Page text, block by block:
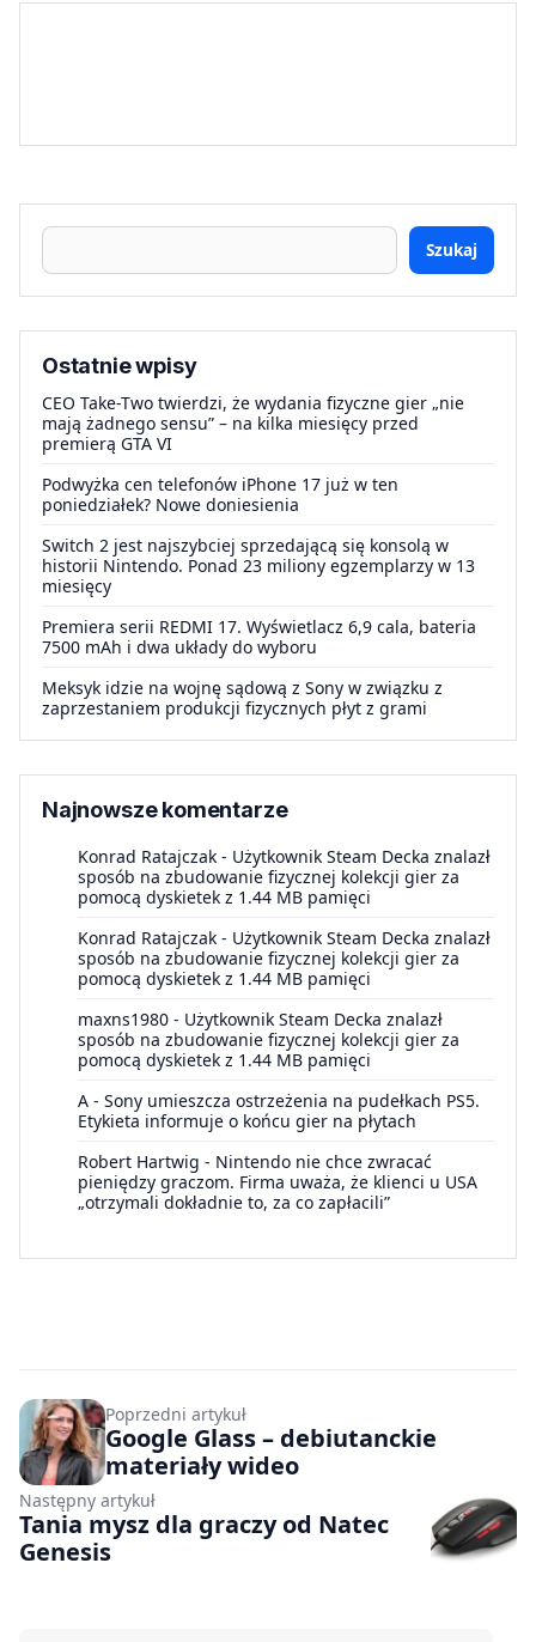
Szukaj
Ostatnie wpisy
CEO Take-Two twierdzi, że wydania fizyczne gier „nie
mają żadnego sensu” – na kilka miesięcy przed
premierą GTA VI
Podwyżka cen telefonów iPhone 17 już w ten
poniedziałek? Nowe doniesienia
Switch 2 jest najszybciej sprzedającą się konsolą w
historii Nintendo. Ponad 23 miliony egzemplarzy w 13
miesięcy
Premiera serii REDMI 17. Wyświetlacz 6,9 cala, bateria
7500 mAh i dwa układy do wyboru
Meksyk idzie na wojnę sądową z Sony w związku z
zaprzestaniem produkcji fizycznych płyt z grami
Najnowsze komentarze
Konrad Ratajczak - Użytkownik Steam Decka znalazł
sposób na zbudowanie fizycznej kolekcji gier za
pomocą dyskietek z 1.44 MB pamięci
Konrad Ratajczak - Użytkownik Steam Decka znalazł
sposób na zbudowanie fizycznej kolekcji gier za
pomocą dyskietek z 1.44 MB pamięci
maxns1980 - Użytkownik Steam Decka znalazł
sposób na zbudowanie fizycznej kolekcji gier za
pomocą dyskietek z 1.44 MB pamięci
A - Sony umieszcza ostrzeżenia na pudełkach PS5.
Etykieta informuje o końcu gier na płytach
Robert Hartwig - Nintendo nie chce zwracać
pieniędzy graczom. Firma uważa, że klienci u USA
„otrzymali dokładnie to, za co zapłacili”
Poprzedni artykuł
Google Glass – debiutanckie
materiały wideo
Następny artykuł
Tania mysz dla graczy od Natec
Genesis